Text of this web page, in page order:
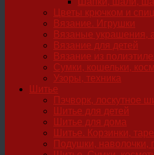
Цветы крючком и
Вязание. Игрушки
Вязаные украшения,
Вязание для детей
Вязание из
Сумки, кошельки,
Узоры, техника
Шитье
Пэчворк, лоскутное
Шитье для детей
Шитье для дома
Шитье. Корзинки,
Подушки, наволочки,